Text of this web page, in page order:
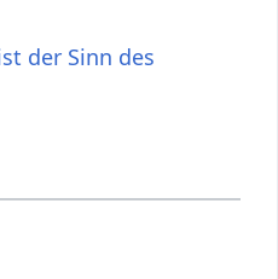
der Sinn des